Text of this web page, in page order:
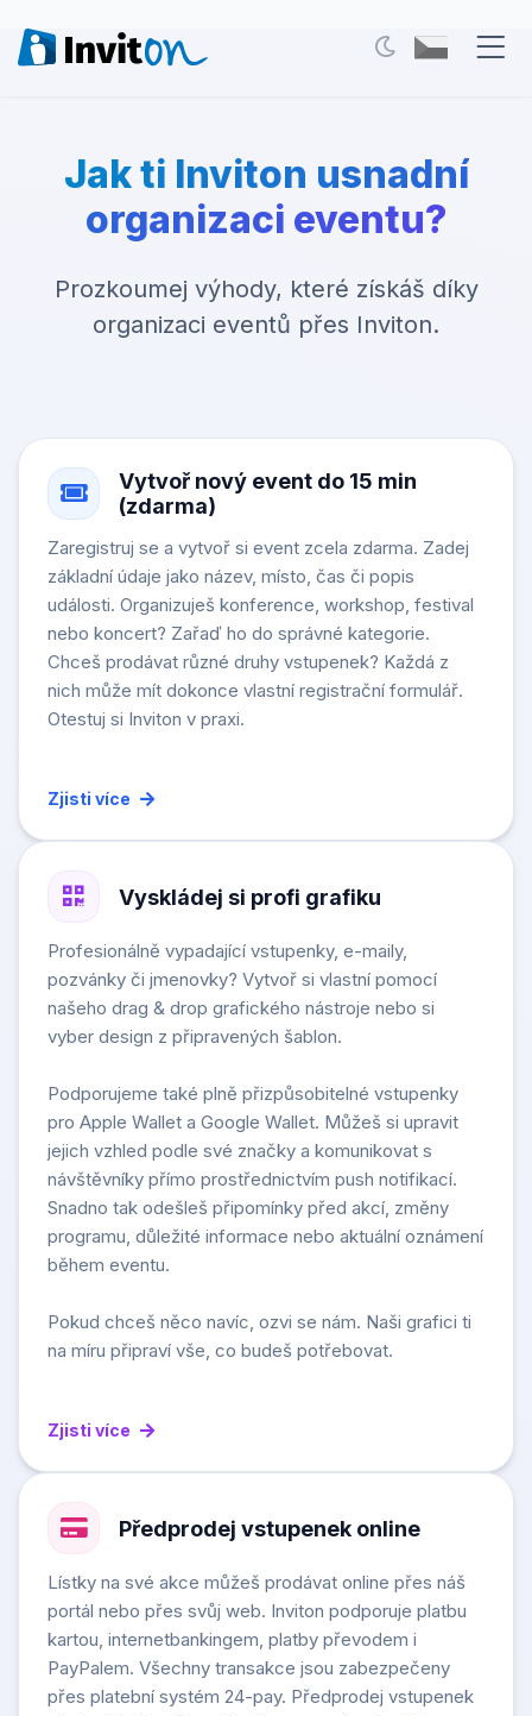
FAQ
Kontakt
Přihlášení
Jak ti Inviton usnadní
organizaci eventu?
Prozkoumej výhody, které získáš díky
organizaci eventů přes Inviton.
Vytvoř nový event do 15 min
(zdarma)
Zaregistruj se a vytvoř si event zcela zdarma. Zadej
základní údaje jako název, místo, čas či popis
události. Organizuješ konference, workshop, festival
nebo koncert? Zařaď ho do správné kategorie.
Chceš prodávat různé druhy vstupenek? Každá z
nich může mít dokonce vlastní registrační formulář.
Otestuj si Inviton v praxi.
Zjisti více
Vyskládej si profi grafiku
Profesionálně vypadající vstupenky, e-maily,
pozvánky či jmenovky? Vytvoř si vlastní pomocí
našeho drag & drop grafického nástroje nebo si
vyber design z připravených šablon.
Podporujeme také plně přizpůsobitelné vstupenky
pro Apple Wallet a Google Wallet. Můžeš si upravit
jejich vzhled podle své značky a komunikovat s
návštěvníky přímo prostřednictvím push notifikací.
Snadno tak odešleš připomínky před akcí, změny
programu, důležité informace nebo aktuální oznámení
během eventu.
Pokud chceš něco navíc, ozvi se nám. Naši grafici ti
na míru připraví vše, co budeš potřebovat.
Zjisti více
Předprodej vstupenek online
Lístky na své akce můžeš prodávat online přes náš
portál nebo přes svůj web. Inviton podporuje platbu
kartou, internetbankingem, platby převodem i
PayPalem. Všechny transakce jsou zabezpečeny
přes platební systém 24-pay. Předprodej vstupenek